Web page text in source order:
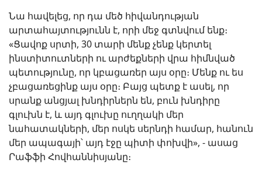
Նա հավելեց, որ դա մեծ հիվանդության
արտահայտությունն է, որի մեջ գտնվում ենք։
«Ցավոք սրտի, 30 տարի մենք չենք կերտել
ինստիտուտների ու արժեքների վրա հիմնված
պետությունը, որ կբացառեր այս օրը։ Մենք ու ես
չբացառեցինք այս օրը։ Բայց պետք է ասել, որ
սրանք անցյալ խնդիրներն են, բուն խնդիրը
գլուխն է, և այդ գլուխը ուղղակի մեր
նահատակների, մեր ոսկե սերնդի համար, հանուն
մեր ապագայի՝ այդ էջը պիտի փոխվի», - ասաց
Րաֆֆի Հովհաննիսյանը։